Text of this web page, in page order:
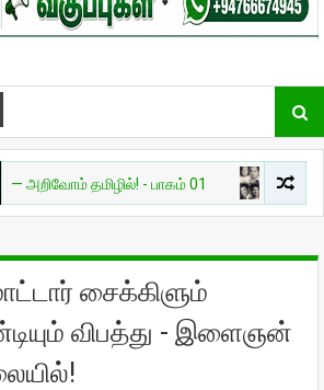
தமிழில்! - பாகம் 01 சுவாரசியம்
சைக்கிளும்
விபத்து - இளைஞன்